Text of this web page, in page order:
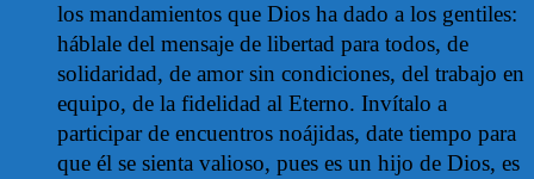
los mandamientos que Dios ha dado a los gentiles:
háblale del mensaje de libertad para todos, de
solidaridad, de amor sin condiciones, del trabajo en
equipo, de la fidelidad al Eterno. Invítalo a
participar de encuentros noájidas, date tiempo para
que él se sienta valioso, pues es un hijo de Dios, es